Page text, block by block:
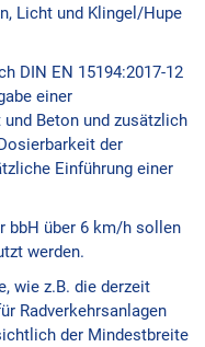
Licht und Klingel/Hupe
DIN EN 15194:2017-12
einer
Beton und zusätzlich
der
Einführung einer
bbH über 6 km/h sollen
werden.
wie z.B. die derzeit
Radverkehrsanlagen
der Mindestbreite